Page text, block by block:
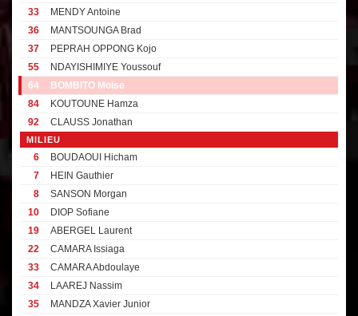
33
MENDY Antoine
36
MANTSOUNGA Brad
37
PEPRAH OPPONG Kojo
55
NDAYISHIMIYE Youssouf
64
BOMBITO Moise
84
KOUTOUNE Hamza
92
CLAUSS Jonathan
MILIEU
6
BOUDAOUI Hicham
7
HEIN Gauthier
8
SANSON Morgan
10
DIOP Sofiane
19
ABERGEL Laurent
22
CAMARA Issiaga
33
CAMARA Abdoulaye
34
LAAREJ Nassim
35
MANDZA Xavier Junior